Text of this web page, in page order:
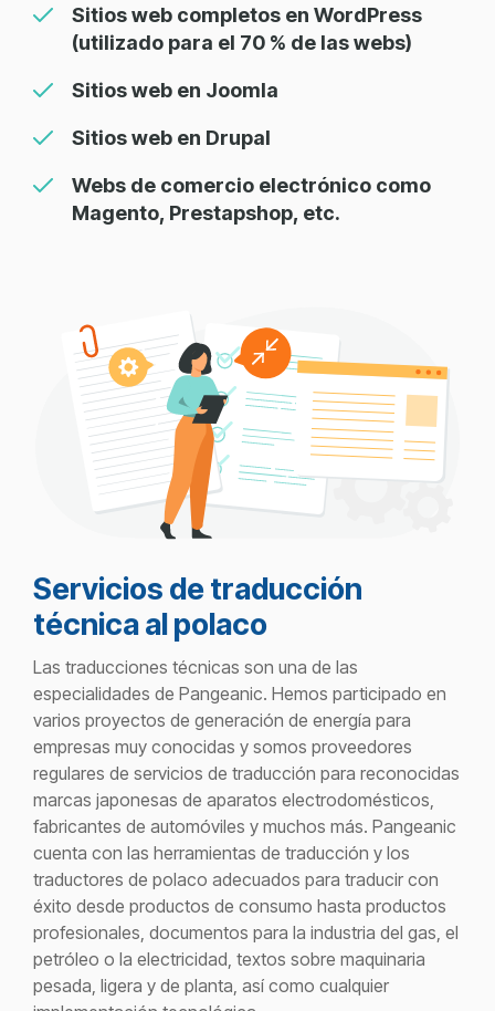
Sitios web completos en WordPress
(utilizado para el 70 % de las webs)
Sitios web en Joomla
Sitios web en Drupal
Webs de comercio electrónico como
Magento, Prestapshop, etc.
Servicios de traducción
técnica al polaco
Las traducciones técnicas son una de las
especialidades de Pangeanic. Hemos participado en
varios proyectos de generación de energía para
empresas muy conocidas y somos proveedores
regulares de servicios de traducción para reconocidas
marcas japonesas de aparatos electrodomésticos,
fabricantes de automóviles y muchos más. Pangeanic
cuenta con las herramientas de traducción y los
traductores de polaco adecuados para traducir con
éxito desde productos de consumo hasta productos
profesionales, documentos para la industria del gas, el
petróleo o la electricidad, textos sobre maquinaria
pesada, ligera y de planta, así como cualquier